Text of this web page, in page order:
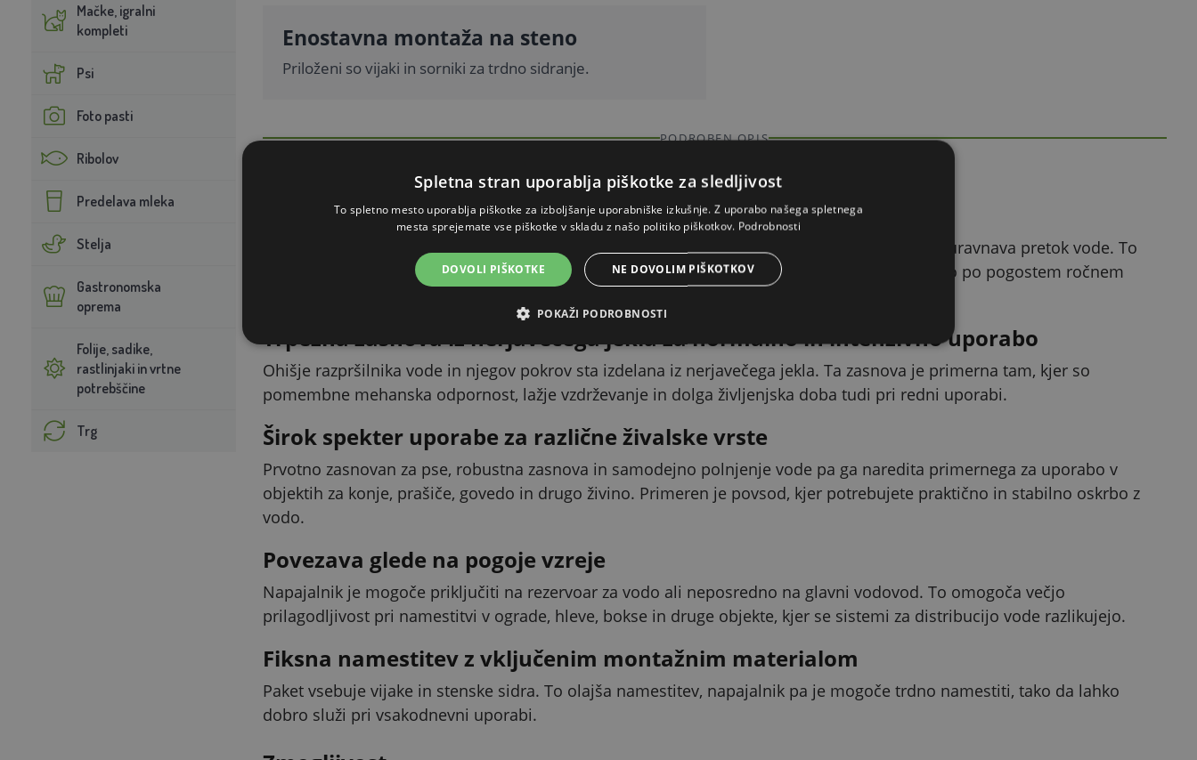
Mačke, igralni
kompleti
Psi
Foto pasti
Ribolov
Predelava mleka
Stelja
Gastronomska
oprema
Folije, sadike,
rastlinjaki in vrtne
potrebščine
Trg
Enostavna montaža na steno
Priloženi so vijaki in sorniki za trdno sidranje.
PODROBEN OPIS
Samodejno dolivanje vode brez nepotrebnega preverjanja
Zalivalka je opremljena z visokotlačnim plovcem, ki se nahaja v notranjosti in neprekinjeno uravnava pretok vode. To
zagotavlja konstantno gladino v posodi, kar olajša vsakodnevno uporabo in zmanjša potrebo po pogostem ročnem
Trpežna zasnova iz nerjavečega jekla za normalno in intenzivno uporabo
Ohišje razpršilnika vode in njegov pokrov sta izdelana iz nerjavečega jekla. Ta zasnova je primerna tam, kjer so
pomembne mehanska odpornost, lažje vzdrževanje in dolga življenjska doba tudi pri redni uporabi.
Širok spekter uporabe za različne živalske vrste
Prvotno zasnovan za pse, robustna zasnova in samodejno polnjenje vode pa ga naredita primernega za uporabo v
objektih za konje, prašiče, govedo in drugo živino. Primeren je povsod, kjer potrebujete praktično in stabilno oskrbo z
vodo.
Povezava glede na pogoje vzreje
Napajalnik je mogoče priključiti na rezervoar za vodo ali neposredno na glavni vodovod. To omogoča večjo
prilagodljivost pri namestitvi v ograde, hleve, bokse in druge objekte, kjer se sistemi za distribucijo vode razlikujejo.
Fiksna namestitev z vključenim montažnim materialom
Paket vsebuje vijake in stenske sidra. To olajša namestitev, napajalnik pa je mogoče trdno namestiti, tako da lahko
dobro služi pri vsakodnevni uporabi.
Spletna stran uporablja piškotke za sledljivost
To spletno mesto uporablja piškotke za izboljšanje uporabniške izkušnje. Z uporabo našega spletnega
mesta sprejemate vse piškotke v skladu z našo politiko piškotkov. Podrobnosti
DOVOLI PIŠKOTKE NE DOVOLIM PIŠKOTKOV
POKAŽI PODROBNOSTI